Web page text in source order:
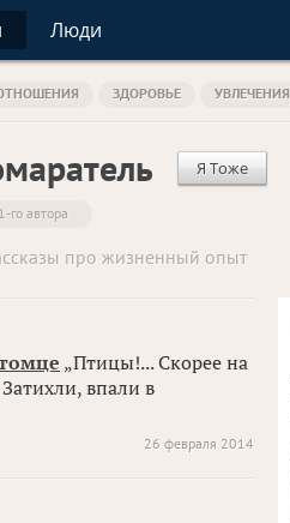
Люди
ЗДОРОВЬЕ УВЛЕЧЕНИЯ
Я Тоже
го автора
про жизненный опыт
„Птицы!... Скорее на
впали в
26 февраля 2014